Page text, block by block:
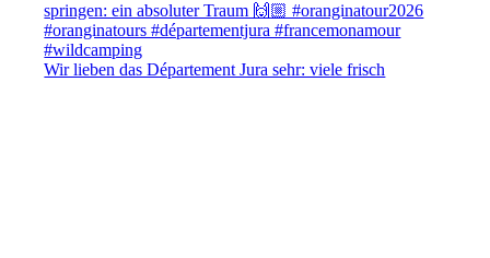
Wir lieben das Département Jura sehr: viele frisch